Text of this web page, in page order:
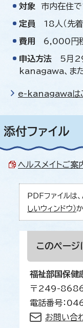
対象 市内在住
定員 18人（先着
費用 6,000円程
申込方法 5月29
kanagawa、ま
e-kanagawaは
添付ファイル
ヘルスメイトご
PDFファイルは
しいウィンドウ）
このページ
福祉部国保健
〒249-8686
電話番号：
お問い合